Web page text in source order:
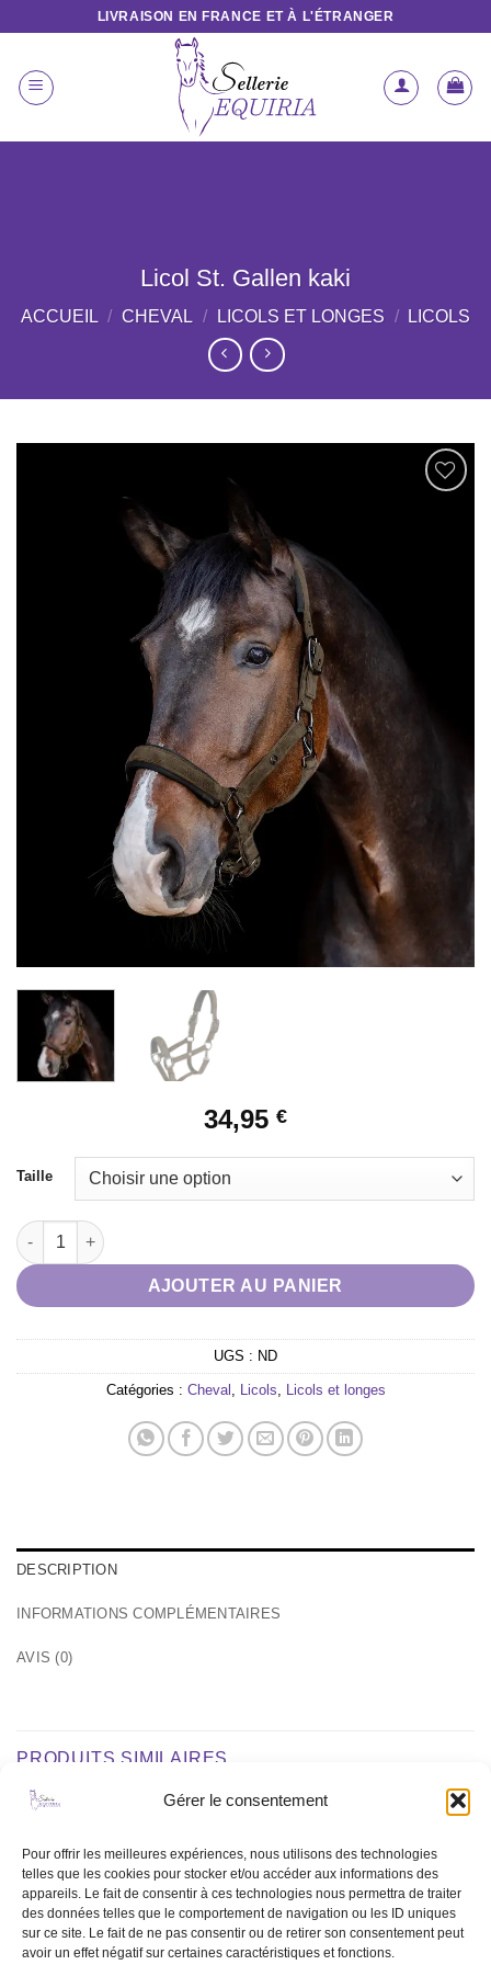
Gérer le consentement
Pour offrir les meilleures expériences, nous utilisons des technologies
telles que les cookies pour stocker et/ou accéder aux informations des
appareils. Le fait de consentir à ces technologies nous permettra de traiter
des données telles que le comportement de navigation ou les ID uniques
sur ce site. Le fait de ne pas consentir ou de retirer son consentement peut
avoir un effet négatif sur certaines caractéristiques et fonctions.
contenu
LIVRAISON EN FRANCE ET À L'ÉTRANGER
Licol St. Gallen kaki
ACCUEIL / CHEVAL / LICOLS ET LONGES / LICOLS
34,95 €
Taille
quantité de Licol St. Gallen kaki
AJOUTER AU PANIER
UGS : ND
Catégories : Cheval Licols Licols et longes
DESCRIPTION
INFORMATIONS COMPLÉMENTAIRES
AVIS (0)
PRODUITS SIMILAIRES
Ajouter
à la liste
de
souhaits
Ajouter
à la liste
de
souhaits
RUPTURE DE STOCK